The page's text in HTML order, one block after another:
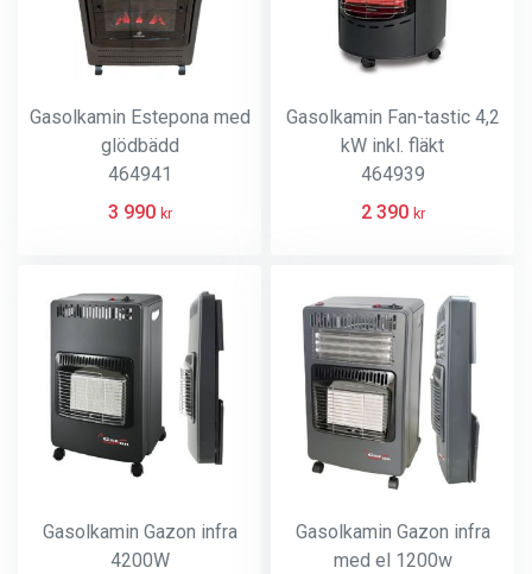
Gasolkamin Estepona med
glödbädd
464941
3 990 kr
Gasolkamin Fan-tastic 4,2
kW inkl. fläkt
464939
2 390 kr
Gasolkamin Gazon infra
4200W
Gasolkamin Gazon infra
med el 1200w